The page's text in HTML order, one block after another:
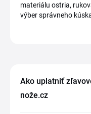
materiálu ostria,
výber správneho
Ako uplatniť
nože.cz